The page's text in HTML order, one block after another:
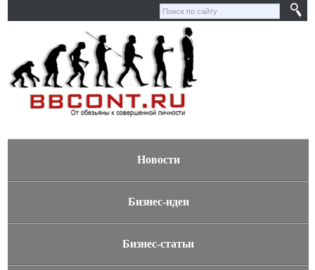
Новости
Бизнес-идеи
Бизнес-статьи